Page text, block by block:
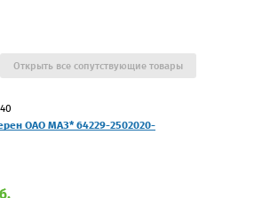
ОАО МАЗ* 64229-2502020-
Открыть все сопутствующие товары